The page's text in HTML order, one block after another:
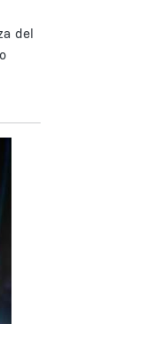
del